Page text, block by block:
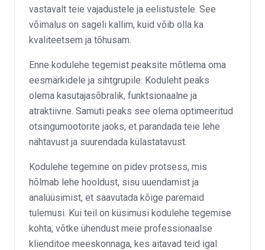
vastavalt teie vajadustele ja eelistustele. See
võimalus on sageli kallim, kuid võib olla ka
kvaliteetsem ja tõhusam.
Enne kodulehe tegemist peaksite mõtlema oma
eesmärkidele ja sihtgrupile. Koduleht peaks
olema kasutajasõbralik, funktsionaalne ja
atraktiivne. Samuti peaks see olema optimeeritud
otsingumootorite jaoks, et parandada teie lehe
nähtavust ja suurendada külastatavust.
Kodulehe tegemine on pidev protsess, mis
hõlmab lehe hooldust, sisu uuendamist ja
analüüsimist, et saavutada kõige paremaid
tulemusi. Kui teil on küsimusi kodulehe tegemise
kohta, võtke ühendust meie professionaalse
klienditoe meeskonnaga, kes aitavad teid igal